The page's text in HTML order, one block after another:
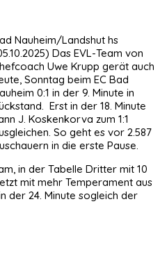
Nauheim/Landshut hs
Das EVL-Team von
Uwe Krupp gerät auch
Sonntag beim EC Bad
0:1 in der 9. Minute in
Erst in der 18. Minute
J. Koskenkorva zum 1:1
So geht es vor 2.587
in die erste Pause.
in der Tabelle Dritter mit 10
mit mehr Temperament aus
der 24. Minute sogleich der